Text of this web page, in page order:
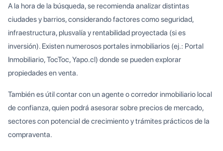
A la hora de la búsqueda, se recomienda analizar distintas
ciudades y barrios, considerando factores como seguridad,
infraestructura, plusvalía y rentabilidad proyectada (si es
inversión). Existen numerosos portales inmobiliarios (ej.: Portal
Inmobiliario, TocToc, Yapo.cl) donde se pueden explorar
propiedades en venta.
También es útil contar con un agente o corredor inmobiliario local
de confianza, quien podrá asesorar sobre precios de mercado,
sectores con potencial de crecimiento y trámites prácticos de la
compraventa.